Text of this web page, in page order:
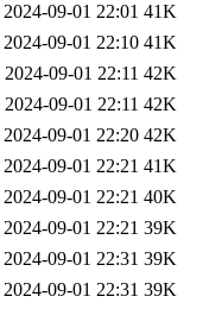
2024-09-01 22:01 41K
2024-09-01 22:10 41K
2024-09-01 22:11 42K
2024-09-01 22:11 42K
2024-09-01 22:20 42K
2024-09-01 22:21 41K
2024-09-01 22:21 40K
2024-09-01 22:21 39K
2024-09-01 22:31 39K
2024-09-01 22:31 39K